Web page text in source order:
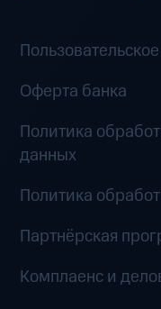
Оферта банка
Политика
данных
Политика
Партнёрская
Комплаенс и